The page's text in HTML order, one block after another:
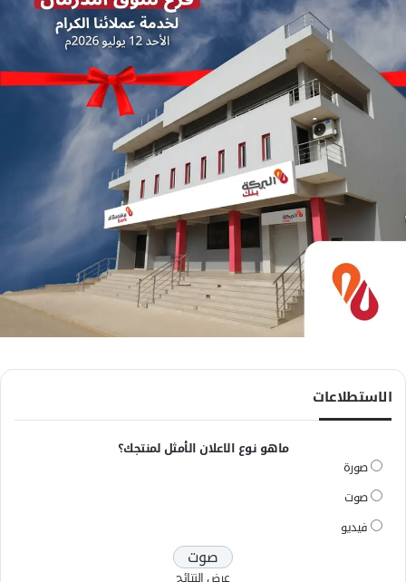
الاستطلاعات
ماهو نوع الاعلان الأمثل لمنتجك؟
صورة
صوت
فيديو